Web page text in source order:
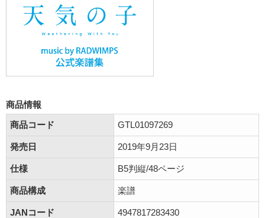
商品情報
商品コード
GTL01097269
発売日 2019年9月23日
仕様 B5判縦/48ページ
商品構成 楽譜
JANコード 4947817283430